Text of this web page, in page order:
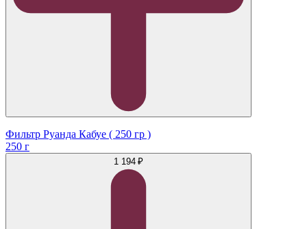
Фильтр Руанда Кабуе ( 250 гр )
250 г
1 194 ₽